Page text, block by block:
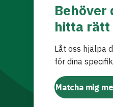
Behöver
hitta rätt
Låt oss hjälpa
för dina
Matcha mig